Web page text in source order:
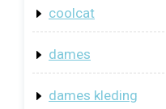
coolcat
dames
dames kleding